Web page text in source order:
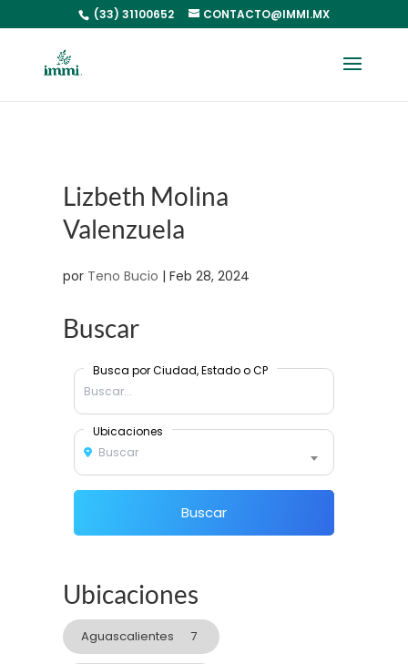
(33) 31100652 CONTACTO@IMMI.MX
Lizbeth Molina
Valenzuela
por Teno Bucio | Feb 28, 2024
Buscar
Busca por Ciudad, Estado o CP
Ubicaciones
Buscar
Buscar
Ubicaciones
Aguascalientes 7